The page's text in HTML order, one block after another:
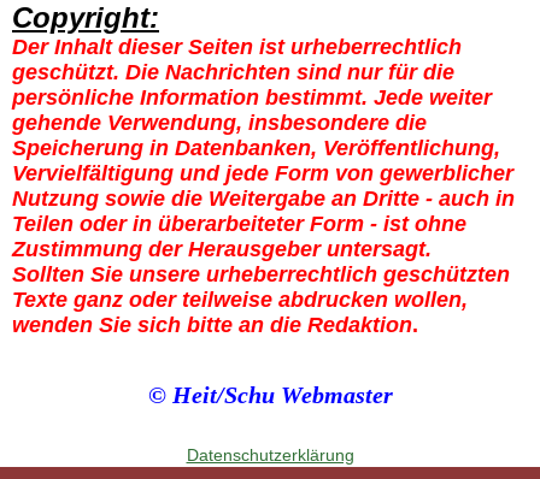
Copyright:
Der Inhalt dieser Seiten ist urheberrechtlich
geschützt. Die Nachrichten sind nur für die
persönliche Information bestimmt. Jede weiter
gehende Verwendung, insbesondere die
Speicherung in Datenbanken, Veröffentlichung,
Vervielfältigung und jede Form von gewerblicher
Nutzung sowie die Weitergabe an Dritte - auch in
Teilen oder in überarbeiteter Form - ist ohne
Zustimmung der Herausgeber untersagt.
Sollten Sie unsere urheberrechtlich geschützten
Texte ganz oder teilweise abdrucken wollen,
wenden Sie sich bitte an die Redaktion.
© Heit/Schu Webmaster
Datenschutzerklärung